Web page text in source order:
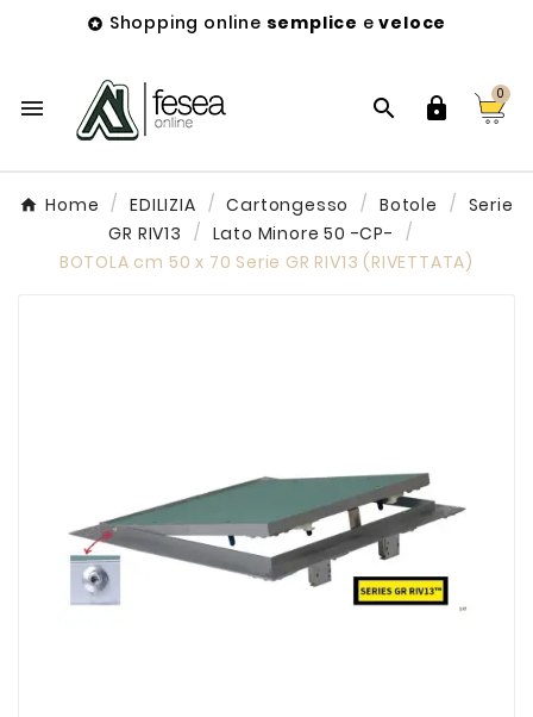
 Shopping online semplice eveloce
  
0
Home EDILIZIA Cartongesso Botole
Serie
GR RIV13
Lato Minore 50 -CP-
BOTOLA cm 50 x 70 Serie GR RIV13 (RIVETTATA)